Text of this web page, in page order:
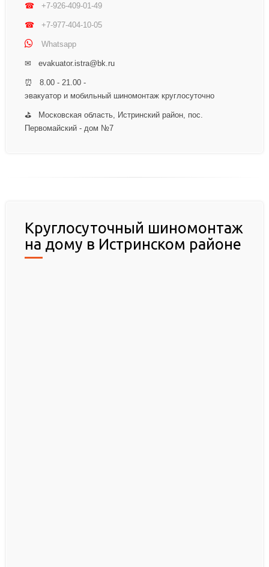
☎ +7-926-409-01-49
☎ +7-977-404-10-05
Whatsapp
✉ evakuator.istra@bk.ru
⏰ 8.00 - 21.00 -
эвакуатор и мобильный шиномонтаж круглосуточно
⛳ Московская область, Истринский район, пос.
Первомайский - дом №7
Круглосуточный шиномонтаж
на дому в Истринском районе